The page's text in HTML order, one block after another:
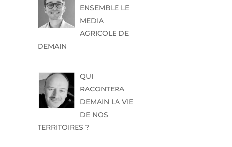
ENSEMBLE LE
MEDIA
AGRICOLE DE
DEMAIN
QUI
RACONTERA
DEMAIN LA VIE
DE NOS
TERRITOIRES ?